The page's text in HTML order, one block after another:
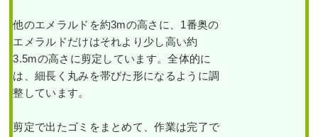
他のエメラルドを約3mの高さに、1番奥の
エメラルドだけはそれより少し高い約
3.5mの高さに剪定しています。全体的に
は、細長く丸みを帯びた形になるように調
整しています。
剪定で出たゴミをまとめて、作業は完了で